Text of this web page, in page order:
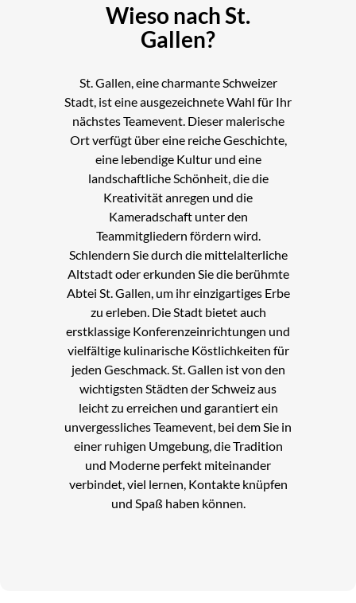
Wieso nach St.
Gallen?
St. Gallen, eine charmante Schweizer
Stadt, ist eine ausgezeichnete Wahl für Ihr
nächstes Teamevent. Dieser malerische
Ort verfügt über eine reiche Geschichte,
eine lebendige Kultur und eine
landschaftliche Schönheit, die die
Kreativität anregen und die
Kameradschaft unter den
Teammitgliedern fördern wird.
Schlendern Sie durch die mittelalterliche
Altstadt oder erkunden Sie die berühmte
Abtei St. Gallen, um ihr einzigartiges Erbe
zu erleben. Die Stadt bietet auch
erstklassige Konferenzeinrichtungen und
vielfältige kulinarische Köstlichkeiten für
jeden Geschmack. St. Gallen ist von den
wichtigsten Städten der Schweiz aus
leicht zu erreichen und garantiert ein
unvergessliches Teamevent, bei dem Sie in
einer ruhigen Umgebung, die Tradition
und Moderne perfekt miteinander
verbindet, viel lernen, Kontakte knüpfen
und Spaß haben können.